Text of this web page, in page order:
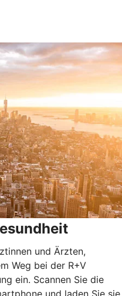
und Ärzten,
Weg bei der R+V
ein. Scannen Sie die